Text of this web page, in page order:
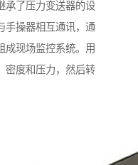
承了压力变送器的设
手操器相互通讯，通
成现场监控系统。用
密度和压力，然后转